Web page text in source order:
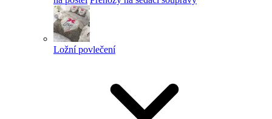
Ložní povlečení